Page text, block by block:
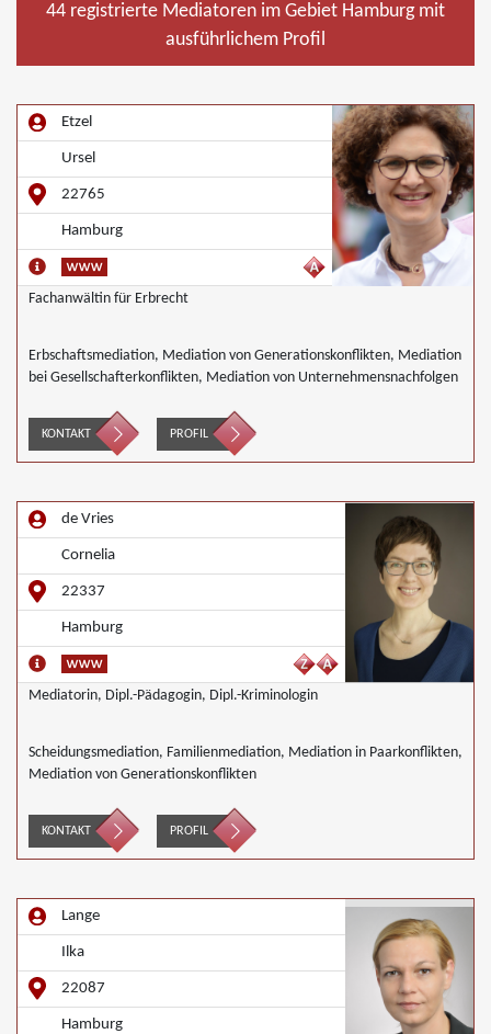
44 registrierte Mediatoren im Gebiet Hamburg mit
ausführlichem Profil
Etzel
Ursel
22765
Hamburg
Fachanwältin für Erbrecht
Erbschaftsmediation, Mediation von Generationskonflikten, Mediation
bei Gesellschafterkonflikten, Mediation von Unternehmensnachfolgen
KONTAKT PROFIL
de Vries
Cornelia
22337
Hamburg
Mediatorin, Dipl.-Pädagogin, Dipl.-Kriminologin
Scheidungsmediation, Familienmediation, Mediation in Paarkonflikten,
Mediation von Generationskonflikten
KONTAKT PROFIL
Lange
Ilka
22087
Hamburg